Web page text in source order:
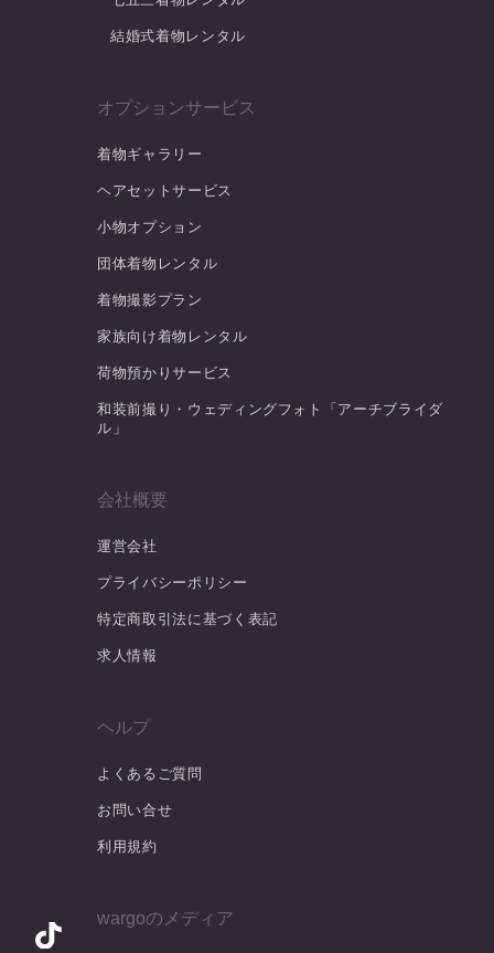
結婚式着物レンタル
オプションサービス
着物ギャラリー
ヘアセットサービス
小物オプション
団体着物レンタル
着物撮影プラン
家族向け着物レンタル
荷物預かりサービス
和装前撮り・ウェディングフォト「アーチブライダ
ル」
会社概要
運営会社
プライバシーポリシー
特定商取引法に基づく表記
求人情報
ヘルプ
よくあるご質問
お問い合せ
利用規約
wargoのメディア